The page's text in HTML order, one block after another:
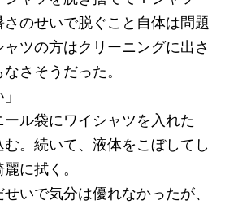
のせいで脱ぐこと自体は問題
ツの方はクリーニングに出さ
さそうだった。
ル袋にワイシャツを入れた
。続いて、液体をこぼしてし
に拭く。
いで気分は優れなかったが、